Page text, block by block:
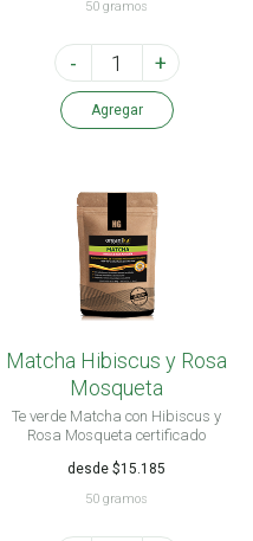
50 gramos
- +
Agregar
Matcha Hibiscus y Rosa
Mosqueta
Te verde Matcha con Hibiscus y
Rosa Mosqueta certificado
desde $15.185
50 gramos